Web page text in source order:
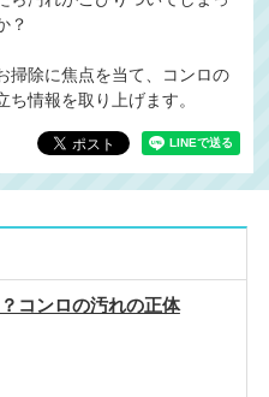
？
掃除に焦点を当て、コンロの
情報を取り上げます。
コンロの汚れの正体